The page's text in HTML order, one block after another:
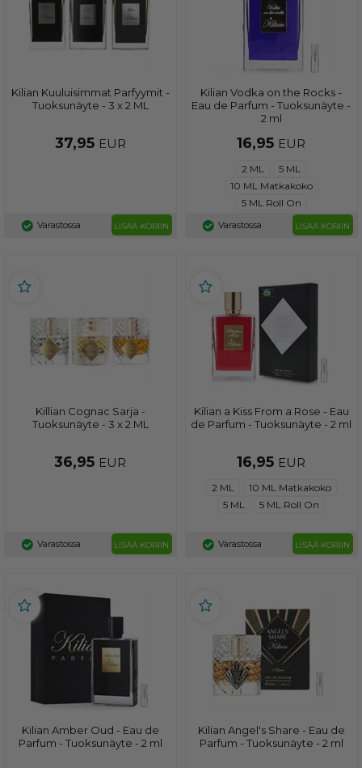
Kilian Kuuluisimmat Parfyymit -
Tuoksunäyte - 3 x 2 ML
37,95 EUR
Varastossa LISÄÄ KORIIN
Kilian Vodka on the Rocks -
Eau de Parfum - Tuoksunäyte -
2 ml
16,95 EUR
2 ML
5 ML
10 ML Matkakoko
5 ML Roll On
Varastossa LISÄÄ KORIIN
Killian Cognac Sarja -
Tuoksunäyte - 3 x 2 ML
36,95 EUR
Varastossa LISÄÄ KORIIN
Kilian a Kiss From a Rose - Eau
de Parfum - Tuoksunäyte - 2 ml
16,95 EUR
2 ML
10 ML Matkakoko
5 ML
5 ML Roll On
Varastossa LISÄÄ KORIIN
Kilian Amber Oud - Eau de
Parfum - Tuoksunäyte - 2 ml
Kilian Angel's Share - Eau de
Parfum - Tuoksunäyte - 2 ml